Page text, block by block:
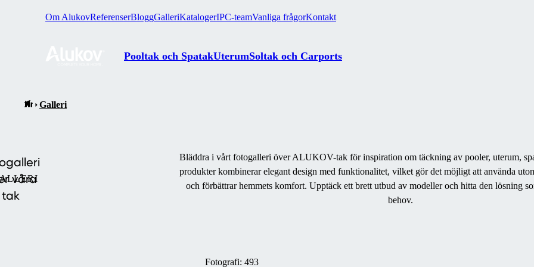
Om AlukovReferenserBloggGalleriKatalogerIPC-teamVanliga frågorKontakt
Pooltak och SpatakUterumSoltak och Carports
Galleri
våra
tak
Bläddra i vårt fotogalleri över ALUKOV-tak för inspiration om täckning av pooler, uterum,
produkter kombinerar elegant design med funktionalitet, vilket gör det möjligt att använda
och förbättrar hemmets komfort. Upptäck ett brett utbud av modeller och hitta den lösning
behov.
Fotografi: 493